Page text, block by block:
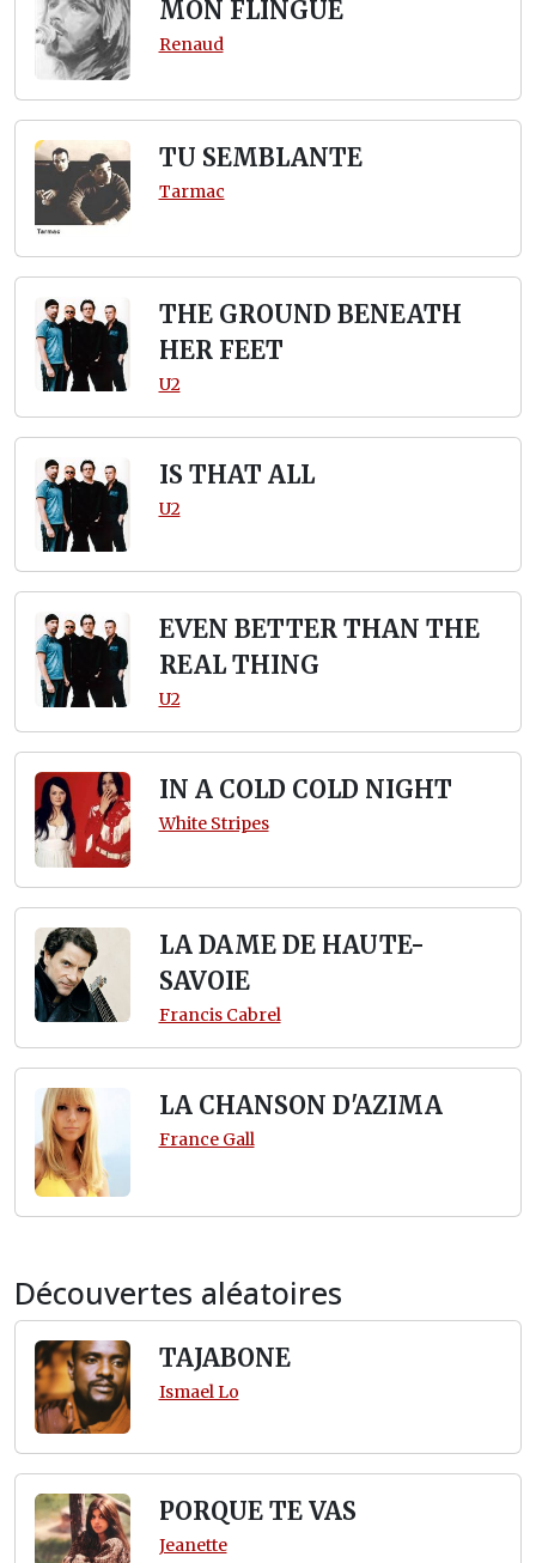
MON FLINGUE
Renaud
TU SEMBLANTE
Tarmac
THE GROUND BENEATH
HER FEET
U2
IS THAT ALL
U2
EVEN BETTER THAN THE
REAL THING
U2
IN A COLD COLD NIGHT
White Stripes
LA DAME DE HAUTE-
SAVOIE
Francis Cabrel
LA CHANSON D'AZIMA
France Gall
Découvertes aléatoires
TAJABONE
Ismael Lo
PORQUE TE VAS
Jeanette